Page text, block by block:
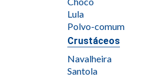
Lula
Polvo-comum
Crustáceos
Navalheira
Santola